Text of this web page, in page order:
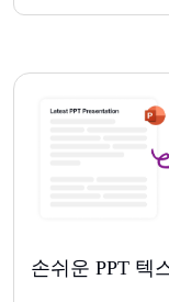
손쉬운 PPT 텍